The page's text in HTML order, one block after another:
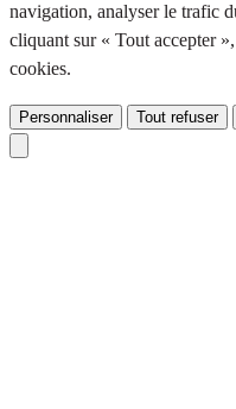
navigation, analyser le trafic
cliquant sur « Tout accepter
cookies.
Personnaliser Tout refuser